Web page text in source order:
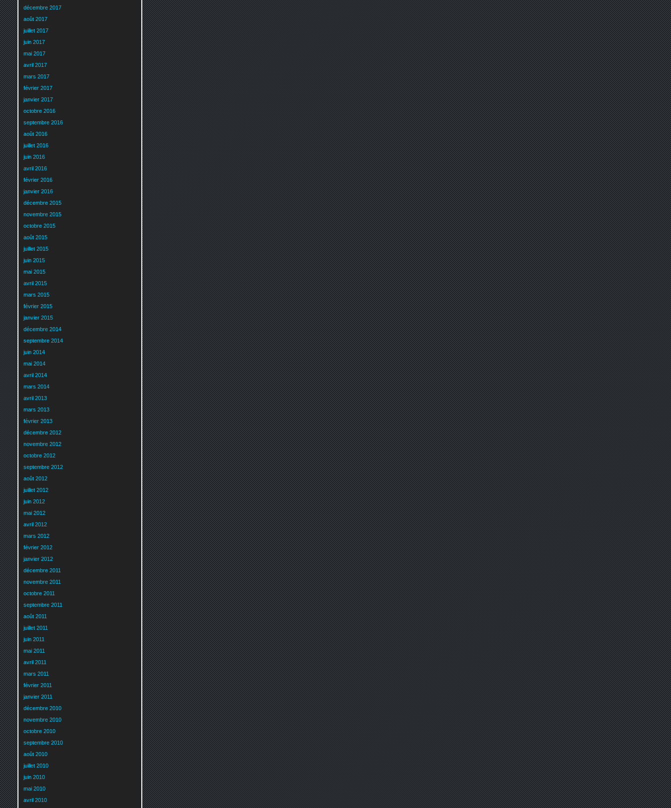
décembre 2017
août 2017
juillet 2017
juin 2017
mai 2017
avril 2017
mars 2017
février 2017
janvier 2017
octobre 2016
septembre 2016
août 2016
juillet 2016
juin 2016
avril 2016
février 2016
janvier 2016
décembre 2015
novembre 2015
octobre 2015
août 2015
juillet 2015
juin 2015
mai 2015
avril 2015
mars 2015
février 2015
janvier 2015
décembre 2014
septembre 2014
juin 2014
mai 2014
avril 2014
mars 2014
avril 2013
mars 2013
février 2013
décembre 2012
novembre 2012
octobre 2012
septembre 2012
août 2012
juillet 2012
juin 2012
mai 2012
avril 2012
mars 2012
février 2012
janvier 2012
décembre 2011
novembre 2011
octobre 2011
septembre 2011
août 2011
juillet 2011
juin 2011
mai 2011
avril 2011
mars 2011
février 2011
janvier 2011
décembre 2010
novembre 2010
octobre 2010
septembre 2010
août 2010
juillet 2010
juin 2010
mai 2010
avril 2010